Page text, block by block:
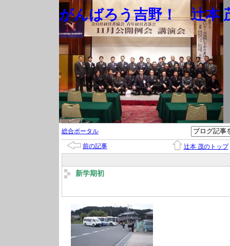
がんばろう吉野！ 辻本
総合ポータル
前の記事 辻本 茂のトップ
新学期初